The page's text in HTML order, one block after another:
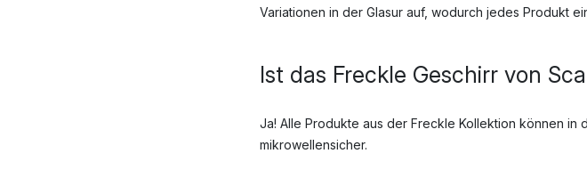
Variationen in der Glasur auf, wodurch jedes Produkt
Ist das Freckle Geschirr von
Ja! Alle Produkte aus der Freckle Kollektion können in
mikrowellensicher.